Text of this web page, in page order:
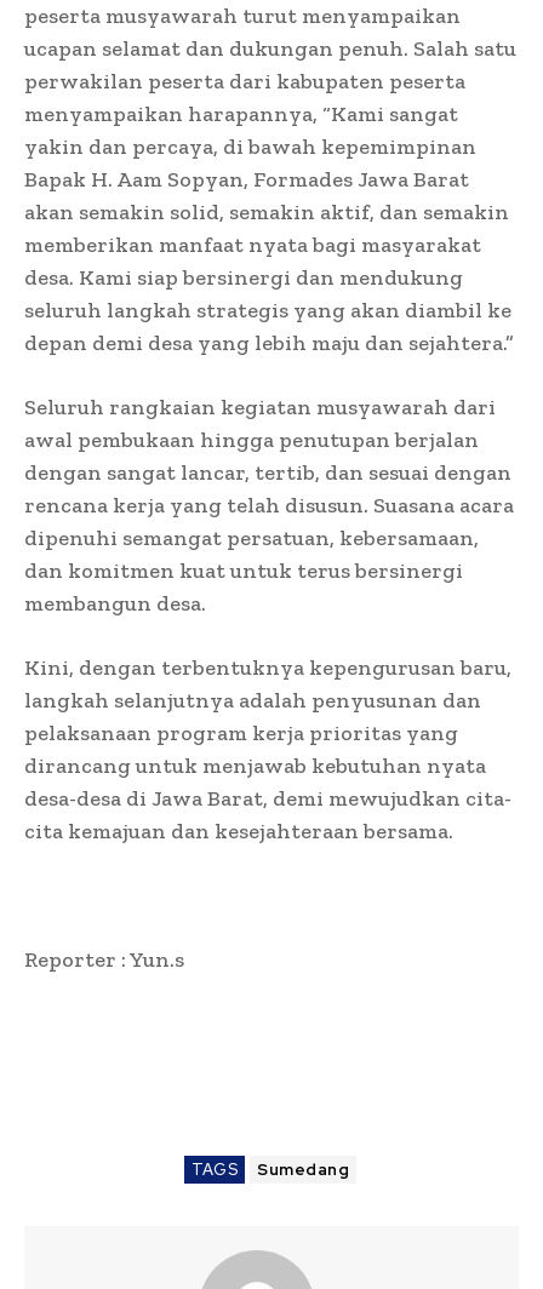
peserta musyawarah turut menyampaikan
ucapan selamat dan dukungan penuh. Salah satu
perwakilan peserta dari kabupaten peserta
menyampaikan harapannya, “Kami sangat
yakin dan percaya, di bawah kepemimpinan
Bapak H. Aam Sopyan, Formades Jawa Barat
akan semakin solid, semakin aktif, dan semakin
memberikan manfaat nyata bagi masyarakat
desa. Kami siap bersinergi dan mendukung
seluruh langkah strategis yang akan diambil ke
depan demi desa yang lebih maju dan sejahtera.”
Seluruh rangkaian kegiatan musyawarah dari
awal pembukaan hingga penutupan berjalan
dengan sangat lancar, tertib, dan sesuai dengan
rencana kerja yang telah disusun. Suasana acara
dipenuhi semangat persatuan, kebersamaan,
dan komitmen kuat untuk terus bersinergi
membangun desa.
Kini, dengan terbentuknya kepengurusan baru,
langkah selanjutnya adalah penyusunan dan
pelaksanaan program kerja prioritas yang
dirancang untuk menjawab kebutuhan nyata
desa-desa di Jawa Barat, demi mewujudkan cita-
cita kemajuan dan kesejahteraan bersama.
Reporter : Yun.s
TAGS Sumedang